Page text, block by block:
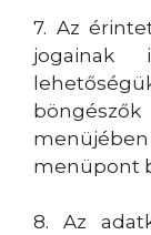
7. Az
jogainak
menüpont
8. Az